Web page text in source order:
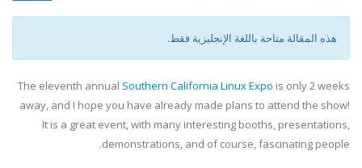
هذه المقالة متاحة باللغة الإنجليزية فقط.
The eleventh annual Southern California Linux Expo is only 2 weeks
away, and I hope you have already made plans to attend the show!
It is a great event, with many interesting booths, presentations,
demonstrations, and of course, fascinating people.